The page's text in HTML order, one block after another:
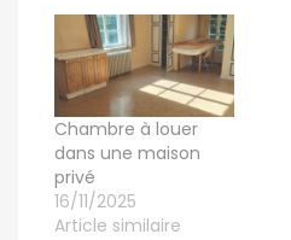
Chambre à louer
dans une maison
privé
16/11/2025
Article similaire